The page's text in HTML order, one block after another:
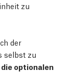
zu
der
selbst zu
optionalen